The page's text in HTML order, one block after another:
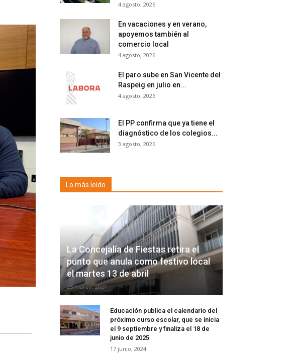
4 agosto, 2026
En vacaciones y en verano,
apoyemos también al
comercio local
4 agosto, 2026
El paro sube en San Vicente del
Raspeig en julio en...
4 agosto, 2026
El PP confirma que ya tiene el
diagnóstico de los colegios...
3 agosto, 2026
Lo más leído
La Concejalía de Fiestas retira el
punto que anula como festivo local
el martes 13 de abril
25 marzo, 2021
Educación publica el calendario del
próximo curso escolar, que se inicia
el 9 septiembre y finaliza el 18 de
junio de 2025
17 junio, 2024